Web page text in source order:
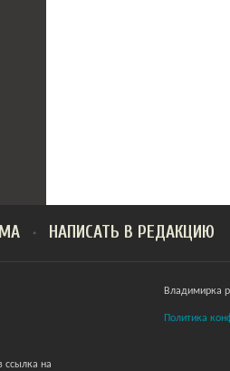
НАПИСАТЬ В РЕДАКЦИЮ
ссылка на
Владимирка
Политика